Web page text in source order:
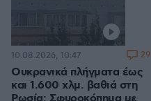
Ουκρανικά πλήγματα έως
και 1.600 χλμ. βαθιά στη
10.08.2026, 10:47 29